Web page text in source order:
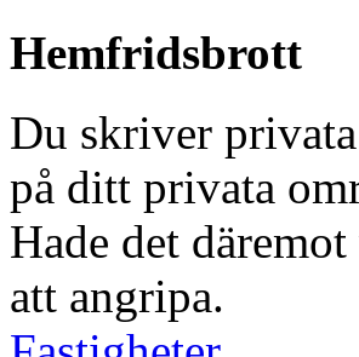
Hemfridsbrott
Du skriver
på ditt privata
Hade det
att angripa.